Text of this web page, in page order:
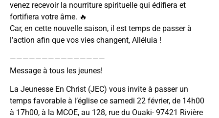
venez recevoir la nourriture spirituelle qui édifiera et
fortifiera votre âme. 🔥
Car, en cette nouvelle saison, il est temps de passer à
l’action afin que vos vies changent, Alléluia !
———————————————
Message à tous les jeunes!
La Jeunesse En Christ (JEC) vous invite à passer un
temps favorable à l’église ce samedi 22 février, de 14h00
à 17h00, à la MCOE, au 128, rue du Ouaki- 97421 Rivière